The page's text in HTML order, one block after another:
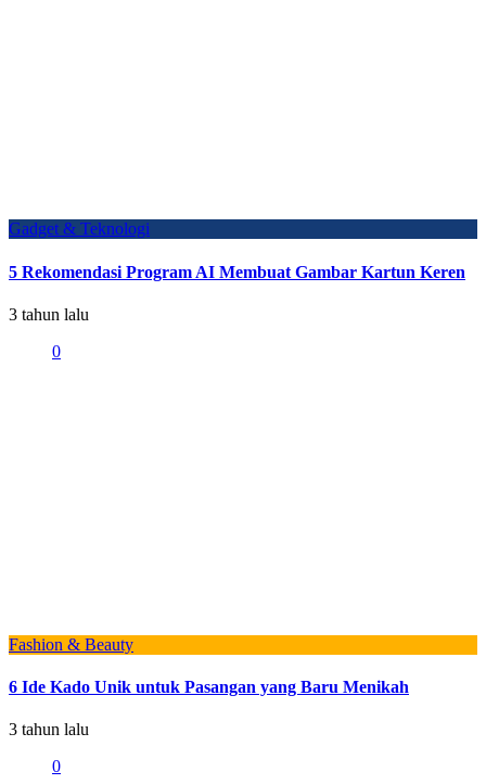
Gadget & Teknologi
5 Rekomendasi Program AI Membuat Gambar Kartun Keren
3 tahun lalu
0
Fashion & Beauty
6 Ide Kado Unik untuk Pasangan yang Baru Menikah
3 tahun lalu
0